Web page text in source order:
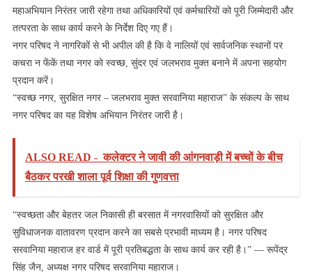
महाअभियान निरंतर जारी रहेगा तथा अधिकारियों एवं कर्मचारियों को पूरी जिम्मेदारी और
तत्परता के साथ कार्य करने के निर्देश दिए गए हैं।
नगर परिषद ने नागरिकों से भी अपील की है कि वे नालियों एवं सार्वजनिक स्थानों पर
कचरा न फेंकें तथा नगर को स्वच्छ, सुंदर एवं जलभराव मुक्त बनाने में अपना सहयोग
प्रदान करें।
“स्वच्छ नगर, सुरक्षित नगर – जलभराव मुक्त सरवानिया महाराज” के संकल्प के साथ
नगर परिषद का यह विशेष अभियान निरंतर जारी है।
ALSO READ - कलेक्टर ने जावी की आंगनवाड़ी में बच्चों के बीच
बैठकर परखी शाला पूर्व शिक्षा की गुणवत्ता
“स्वच्छता और बेहतर जल निकासी ही बरसात में नगरवासियों को सुरक्षित और
सुविधाजनक वातावरण प्रदान करने का सबसे प्रभावी माध्यम है। नगर परिषद
सरवानिया महाराज हर वार्ड में पूरी प्रतिबद्धता के साथ कार्य कर रही है।” — रूपेंद्र
सिंह जैन, अध्यक्ष नगर परिषद सरवानिया महाराज।